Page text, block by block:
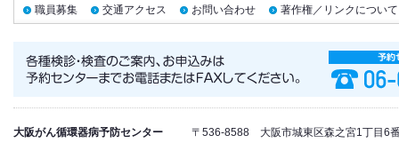
職員募集 交通アクセス お問い合わせ 著作権／リンクについて
大阪がん循環器病予防センター 〒536-8588 大阪市城東区森之宮1丁目